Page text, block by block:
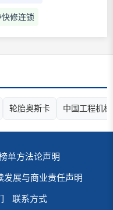
快修连锁
轮胎奥斯卡 中国工程机
单方法论声明
发展与商业责任声明
联系方式